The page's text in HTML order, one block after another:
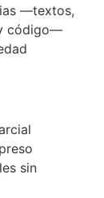
—textos,
código—
sin